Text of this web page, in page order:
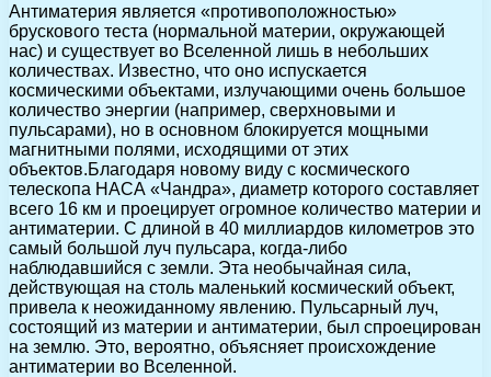
Антиматерия является «противоположностью»
брускового теста (нормальной материи, окружающей
нас) и существует во Вселенной лишь в небольших
количествах. Известно, что оно испускается
космическими объектами, излучающими очень большое
количество энергии (например, сверхновыми и
пульсарами), но в основном блокируется мощными
магнитными полями, исходящими от этих
объектов.Благодаря новому виду с космического
телескопа НАСА «Чандра», диаметр которого составляет
всего 16 км и проецирует огромное количество материи и
антиматерии. С длиной в 40 миллиардов километров это
самый большой луч пульсара, когда-либо
наблюдавшийся с земли. Эта необычайная сила,
действующая на столь маленький космический объект,
привела к неожиданному явлению. Пульсарный луч,
состоящий из материи и антиматерии, был спроецирован
на землю. Это, вероятно, объясняет происхождение
антиматерии во Вселенной.